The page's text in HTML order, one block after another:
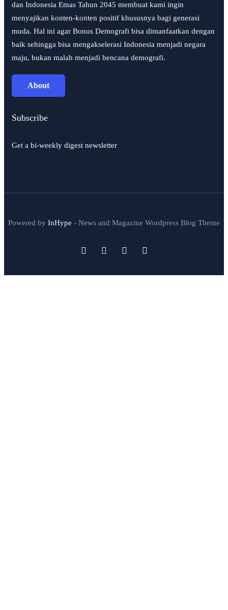
dan Indonesia Emas Tahun 2045 membuat kami ingin
menyajikan konten-konten positif khususnya bagi generasi
muda. Hal ini agar Bonus Demografi bisa dimanfaatkan dengan
baik sehingga bisa mengakselerasi Indonesia menjadi negara
maju, bukan malah menjadi bencana demografi.
About
Subscribe
Get a bi-weekly digest newsletter
Powered by InHype - News and Magazine Wordpress Blog Theme